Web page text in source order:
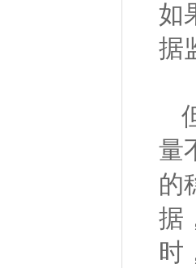
如
据
量
的
据
时